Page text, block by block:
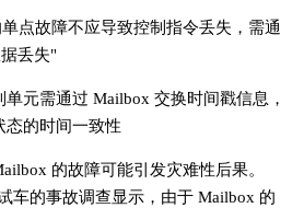
点故障不应导致控制指令丢失，需通
丢失"
元需通过 Mailbox 交换时间戳信息，
态的时间一致性
的故障可能引发灾难性后果。
车的事故调查显示，由于 Mailbox 的